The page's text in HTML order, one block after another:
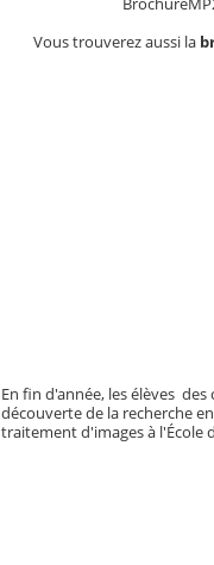
Vous trouverez aussi la
En fin d'année, les élèves
découverte de la recherche
traitement d'images à l'École